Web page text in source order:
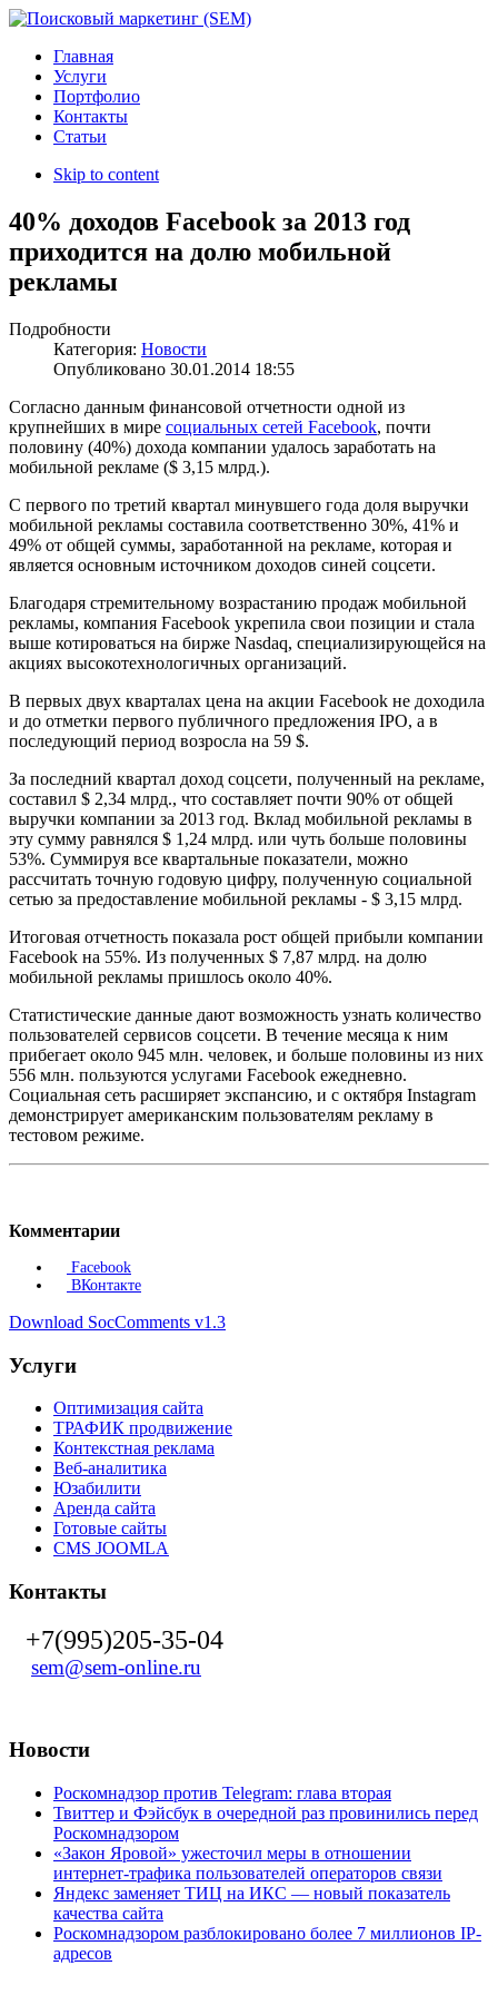
Главная
Услуги
Портфолио
Контакты
Статьи
Skip to content
40% доходов Facebook за 2013 год
приходится на долю мобильной
рекламы
Подробности
Категория: Новости
Опубликовано 30.01.2014 18:55
Согласно данным финансовой отчетности одной из
крупнейших в мире социальных сетей Facebook, почти
половину (40%) дохода компании удалось заработать на
мобильной рекламе ($ 3,15 млрд.).
С первого по третий квартал минувшего года доля выручки
мобильной рекламы составила соответственно 30%, 41% и
49% от общей суммы, заработанной на рекламе, которая и
является основным источником доходов синей соцсети.
Благодаря стремительному возрастанию продаж мобильной
рекламы, компания Facebook укрепила свои позиции и стала
выше котироваться на бирже Nasdaq, специализирующейся на
акциях высокотехнологичных организаций.
В первых двух кварталах цена на акции Facebook не доходила
и до отметки первого публичного предложения IPO, а в
последующий период возросла на 59 $.
За последний квартал доход соцсети, полученный на рекламе,
составил $ 2,34 млрд., что составляет почти 90% от общей
выручки компании за 2013 год. Вклад мобильной рекламы в
эту сумму равнялся $ 1,24 млрд. или чуть больше половины
53%. Суммируя все квартальные показатели, можно
рассчитать точную годовую цифру, полученную социальной
сетью за предоставление мобильной рекламы - $ 3,15 млрд.
Итоговая отчетность показала рост общей прибыли компании
Facebook на 55%. Из полученных $ 7,87 млрд. на долю
мобильной рекламы пришлось около 40%.
Статистические данные дают возможность узнать количество
пользователей сервисов соцсети. В течение месяца к ним
прибегает около 945 млн. человек, и больше половины из них
556 млн. пользуются услугами Facebook ежедневно.
Социальная сеть расширяет экспансию, и с октября Instagram
демонстрирует американским пользователям рекламу в
тестовом режиме.
Комментарии
Facebook
ВКонтакте
Download SocComments v1.3
Услуги
Оптимизация сайта
ТРАФИК продвижение
Контекстная реклама
Веб-аналитика
Юзабилити
Аренда сайта
Готовые сайты
CMS JOOMLA
Контакты
+7(995)205-35-04
sem@sem-online.ru
Новости
Роскомнадзор против Telegram: глава вторая
Твиттер и Фэйсбук в очередной раз провинились перед
Роскомнадзором
«Закон Яровой» ужесточил меры в отношении
интернет-трафика пользователей операторов связи
Яндекс заменяет ТИЦ на ИКС — новый показатель
качества сайта
Роскомнадзором разблокировано более 7 миллионов IP-
адресов